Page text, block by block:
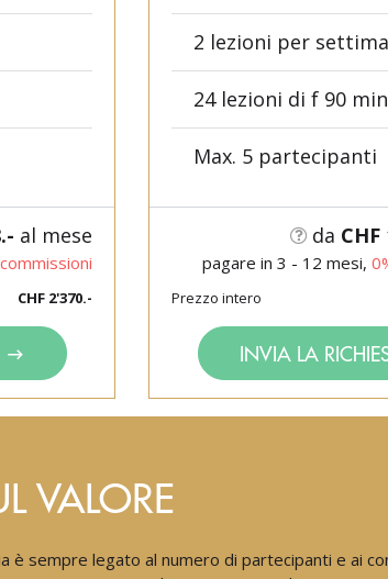
al mese
CHF 2'370.-
2 lezioni per
24 lezioni di f 90
Max. 5 partecipanti
da CHF
pagare in 3 - 12 mesi,
Prezzo intero
INVIA LA
VALORE
è sempre legato al numero di partecipanti e ai